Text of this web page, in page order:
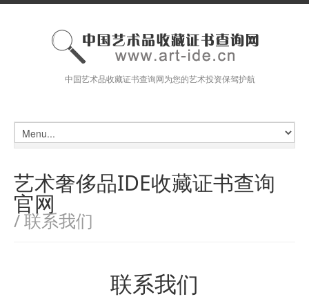
中国艺术品收藏证书查询网为您的艺术投资保驾护航
艺术奢侈品IDE收藏证书查询
官网
/ 联系我们
联系我们